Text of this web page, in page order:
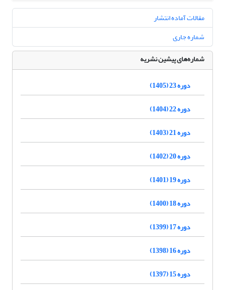
مقالات آماده انتشار
شماره جاری
شماره‌های پیشین نشریه
دوره 23 (1405)
دوره 22 (1404)
دوره 21 (1403)
دوره 20 (1402)
دوره 19 (1401)
دوره 18 (1400)
دوره 17 (1399)
دوره 16 (1398)
دوره 15 (1397)